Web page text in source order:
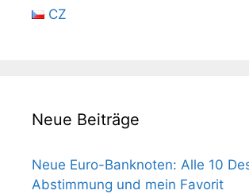
CZ
Neue Beiträge
Neue Euro-Banknoten: Alle 10
Abstimmung und mein Favorit